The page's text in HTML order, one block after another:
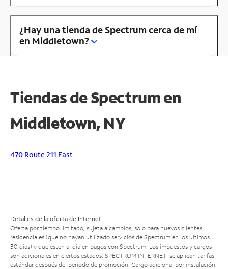
¿Hay una tienda de Spectrum cerca de mí
en Middletown?
Tiendas de Spectrum en
Middletown, NY
470 Route 211 East
Detalles de la oferta de Internet
Oferta por tiempo limitado; sujeta a cambios; solo para nuevos clientes
residenciales (que no hayan utilizado servicios de Spectrum en los últimos
30 días) y que estén al día en pagos con Spectrum. Los impuestos y cargos
son adicionales en ciertos estados. SPECTRUM INTERNET: se aplican tarifas
estándar después del período de promoción. Cargo adicional por instalación.